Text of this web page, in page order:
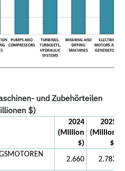
und Zubehörteilen
$)
2024
(Million
$)
2025
(Million
$)
2.660 2.783